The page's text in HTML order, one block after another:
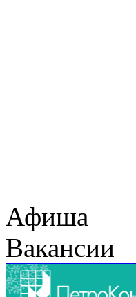
Афиша
Вакансии